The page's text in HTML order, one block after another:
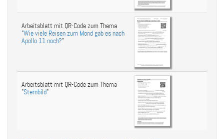
Arbeitsblatt mit QR-Code zum Thema
"Wie viele Reisen zum Mond gab es nach
Apollo 11 noch?"
Arbeitsblatt mit QR-Code zum Thema
"Sternbild"